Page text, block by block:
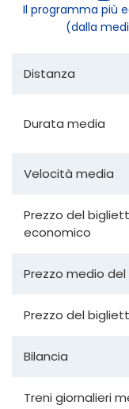
Il programma più
(dalla
Distanza
Durata media
Velocità media
Prezzo del
economico
Prezzo medio
Prezzo del
Bilancia
Treni giornalieri